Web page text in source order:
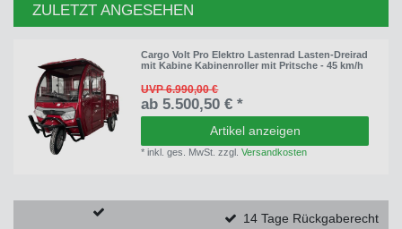
ZULETZT ANGESEHEN
Cargo Volt Pro Elektro Lastenrad Lasten-Dreirad
mit Kabine Kabinenroller mit Pritsche - 45 km/h
UVP 6.990,00 €
ab 5.500,50 € *
Artikel anzeigen
*inkl. ges. MwSt. zzgl.Versandkosten
14 Tage Rückgaberecht